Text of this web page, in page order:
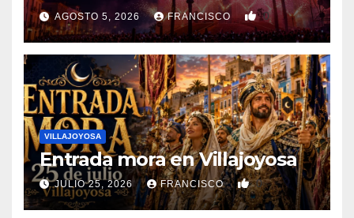
AGOSTO 5, 2026 FRANCISCO 0
VILLAJOYOSA
Entrada mora en Villajoyosa
JULIO 25, 2026 FRANCISCO 0